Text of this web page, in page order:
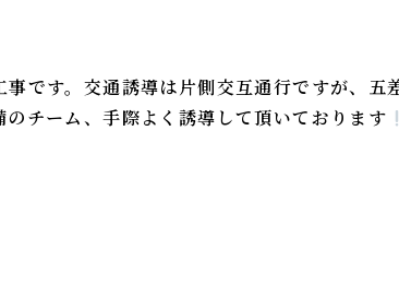
です。交通誘導は片側交互通行ですが、五
チーム、手際よく誘導して頂いております